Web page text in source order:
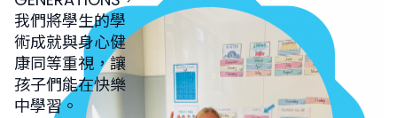
我們將學生的學
術成就與身心健
康同等重視，讓
孩子們能在快樂
中學習。